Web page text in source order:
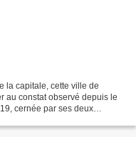
la capitale, cette ville de
au constat observé depuis le
cernée par ses deux